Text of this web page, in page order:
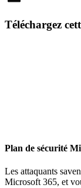
Téléchargez
Plan de sécurité
Les attaquants
Microsoft 365, et